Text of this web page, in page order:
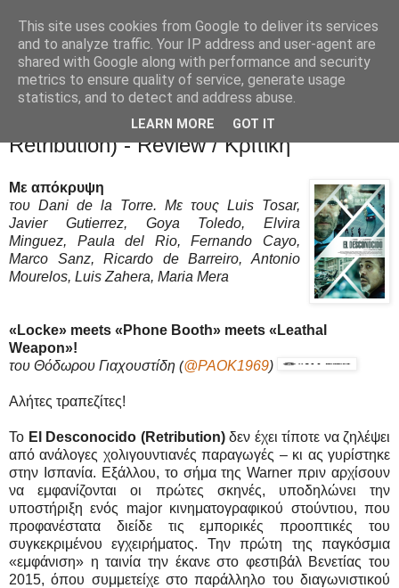
Movies Ltd
7/6/16
Με απόκρυψη (El desconocido /
Retribution) - Review / Κριτική
Με απόκρυψη
του Dani de la Torre. Με τους Luis Tosar,
Javier Gutierrez, Goya Toledo, Elvira
Minguez, Paula del Rio, Fernando Cayo,
Marco Sanz, Ricardo de Barreiro, Antonio
Mourelos, Luis Zahera, Maria Mera
«Locke» meets «Phone Booth» meets «Leathal
Weapon»!
του Θόδωρου Γιαχουστίδη (@PAOK1969)
Αλήτες τραπεζίτες!
Το El Desconocido (Retribution)δεν έχει τίποτε να ζηλέψει
από ανάλογες χολιγουντιανές παραγωγές – κι ας γυρίστηκε
στην Ισπανία. Εξάλλου, το σήμα της Warner πριν αρχίσουν
να εμφανίζονται οι πρώτες σκηνές, υποδηλώνει την
υποστήριξη ενός major κινηματογραφικού στούντιου, που
προφανέστατα διείδε τις εμπορικές προοπτικές του
συγκεκριμένου εγχειρήματος. Την πρώτη της παγκόσμια
«εμφάνιση» η ταινία την έκανε στο φεστιβάλ Βενετίας του
2015, όπου συμμετείχε στο παράλληλο του διαγωνιστικού
This site uses cookies from Google to deliver its services
and to analyze traffic. Your IP address and user-agent are
shared with Google along with performance and security
metrics to ensure quality of service, generate usage
statistics, and to detect and address abuse.
LEARN MORE GOT IT